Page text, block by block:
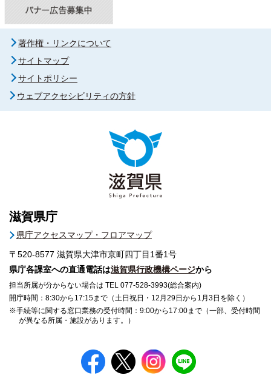
著作権・リンクについて
サイトマップ
サイトポリシー
ウェブアクセシビリティの方針
滋賀県庁
県庁アクセスマップ・フロアマップ
〒520-8577 滋賀県大津市京町四丁目1番1号
県庁各課室への直通電話は滋賀県行政機構ページから
担当所属が分からない場合は TEL 077-528-3993(総合案内)
開庁時間：8:30から17:15まで（土日祝日・12月29日から1月3日を除く）
※手続等に関する窓口業務の受付時間：9:00から17:00まで（一部、受付時間
が異なる所属・施設があります。）